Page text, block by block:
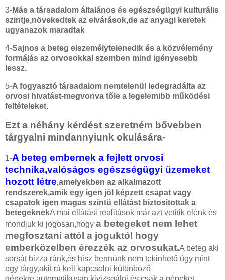
3-Más a társadalom általános és egészségügyi kulturális
szintje,növekedtek az elvárások,de az anyagi keretek
ugyanazok maradtak
4-Sajnos a beteg elszemélytelenedik és a közvélemény
formálás az orvosokkal szemben mind igényesebb
lessz.
5-A fogyasztó társadalom nemtelenül ledegradálta az
orvosi hivatást-megvonva tőle a legelemibb működési
feltételeket.
Ezt a néhány kérdést szeretném bővebben
tárgyalni mindannyiunk okulására-
1-A beteg embernek a fejlett orvosi
technika,valóságos egészségügyi üzemeket
hozott létre,amelyekben az alkalmazott
rendszerek,amik egy igen jól képzett csapat vagy
csapatok igen magas szintü ellátást biztositottak a
betegeknekA mai ellátási realitások már azt vetitik elénk és
mondjuk ki jogosan,hogy a betegeket nem lehet
megfosztani attól a joguktól hogy
emberközelben érezzék az orvosukat.A beteg aki
sorsát bizza ránk,és hisz bennünk nem tekinhető úgy mint
egy tárgy,akit rá kell kapcsolni különböző